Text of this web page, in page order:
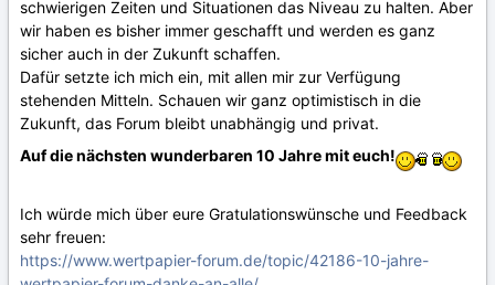
schwierigen Zeiten und Situationen das Niveau zu halten. Aber
wir haben es bisher immer geschafft und werden es ganz
sicher auch in der Zukunft schaffen.
Dafür setzte ich mich ein, mit allen mir zur Verfügung
stehenden Mitteln. Schauen wir ganz optimistisch in die
Zukunft, das Forum bleibt unabhängig und privat.
Auf die nächsten wunderbaren 10 Jahre mit euch!
Ich würde mich über eure Gratulationswünsche und Feedback
sehr freuen:
https://www.wertpapier-forum.de/topic/42186-10-jahre-